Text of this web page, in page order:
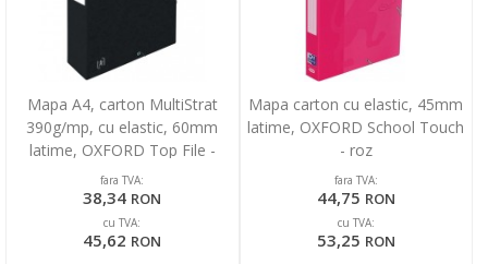
Mapa A4, carton MultiStrat
390g/mp, cu elastic, 60mm
latime, OXFORD Top File -
negru
fara TVA:
38,34 RON
cu TVA:
45,62 RON
Mapa carton cu elastic, 45mm
latime, OXFORD School Touch
- roz
fara TVA:
44,75 RON
cu TVA:
53,25 RON